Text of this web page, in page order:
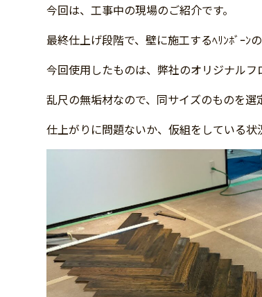
今回は、工事中の現場のご紹介です。
最終仕上げ段階で、壁に施工するﾍﾘﾝﾎﾞｰﾝ
今回使用したものは、弊社のオリジナルフ
乱尺の無垢材なので、同サイズのものを選
仕上がりに問題ないか、仮組をしている状